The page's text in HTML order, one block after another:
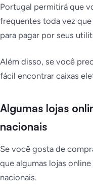
Portugal permitirá que
frequentes toda vez
para pagar por seus
Além disso, se você
fácil encontrar caixas
Algumas lojas
nacionais
Se você gosta de
que algumas lojas
nacionais.